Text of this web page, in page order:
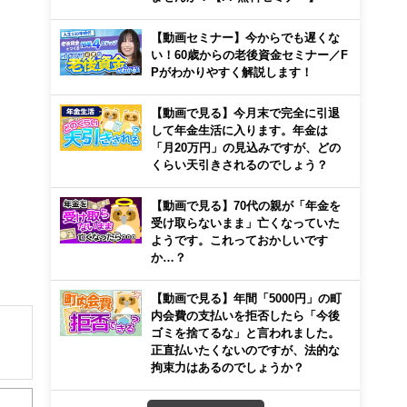
き
【動画セミナー】今からでも遅くな
い！60歳からの老後資金セミナー／F
Pがわかりやすく解説します！
【動画で見る】今月末で完全に引退
して年金生活に入ります。年金は
「月20万円」の見込みですが、どの
くらい天引きされるのでしょう？
【動画で見る】70代の親が「年金を
受け取らないまま」亡くなっていた
ようです。これっておかしいです
か…？
【動画で見る】年間「5000円」の町
内会費の支払いを拒否したら「今後
ゴミを捨てるな」と言われました。
正直払いたくないのですが、法的な
拘束力はあるのでしょうか？